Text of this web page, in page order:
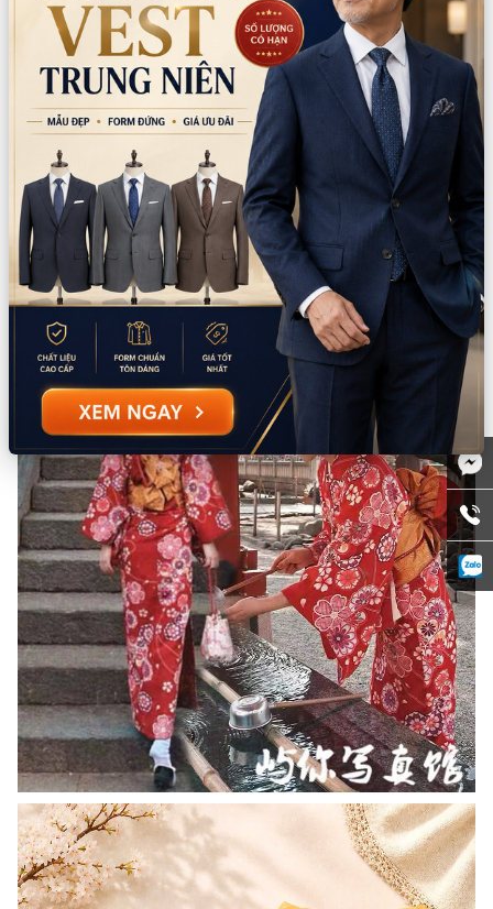
Áo khoác
Đai gấm xịn
Nơ gấm xịn
Dây cố định
Dây trang trí
Quạt cầm tay xịn (mẫu ngẫu nhiên)
Kẹp tóc nhật bản xịn (mẫu ngẫu nhiên)
Guốc geta gỗ
(Liên hệ nhân viên để chọn mẫu quạt, kẹp tóc và guốc)